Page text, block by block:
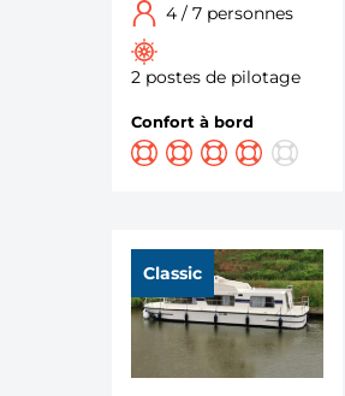
4 / 7 personnes
2 postes de pilotage
Confort à bord
Classic